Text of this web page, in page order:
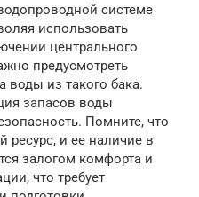
системе
использовать
центрального
предусмотреть
воды из такого бака.
запасов воды
Помните, что
и ее наличие в
залогом комфорта и
что требует